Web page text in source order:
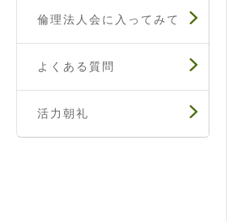
倫理法人会に入ってみて
よくある質問
活力朝礼